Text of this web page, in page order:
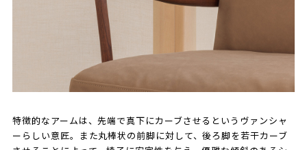
特徴的なアームは、先端で真下にカーブさせるというヴァンシャ
ーらしい意匠。また丸棒状の前脚に対して、後ろ脚を若干カーブ